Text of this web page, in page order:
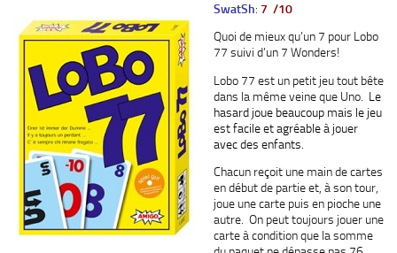
SwatSh: 7 /10
Quoi de mieux qu’un 7 pour Lobo
77 suivi d’un 7 Wonders!
Lobo 77 est un petit jeu tout bête
dans la même veine que Uno. Le
hasard joue beaucoup mais le jeu
est facile et agréable à jouer
avec des enfants.
Chacun reçoit une main de cartes
en début de partie et, à son tour,
joue une carte puis en pioche une
autre. On peut toujours jouer une
carte à condition que la somme